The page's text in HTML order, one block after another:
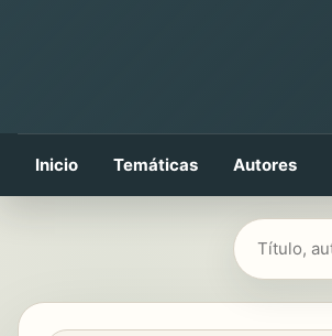
Inicio Temáticas Autores
Buscar libros